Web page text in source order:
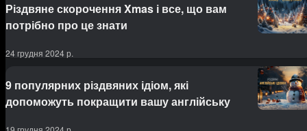
Різдвяне скорочення Xmas і все, що вам
потрібно про це знати
24 грудня 2024 р.
9 популярних різдвяних ідіом, які
допоможуть покращити вашу англійську